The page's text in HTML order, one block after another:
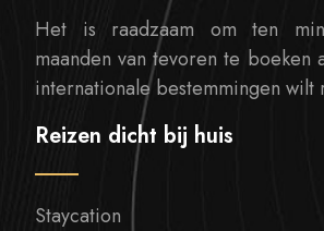
Het is raadzaam om ten
maanden van tevoren te boeken
internationale bestemmingen wilt
Reizen dicht bij huis
Staycation